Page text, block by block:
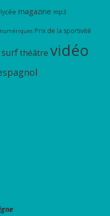
lycée magazine mp3
Prix de la sportivité
surfthéâtre vidéo